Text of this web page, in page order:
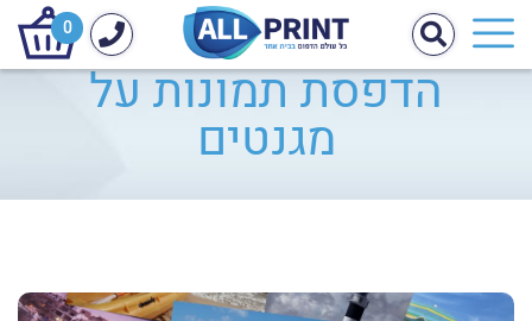
0
הדפסת תמונות על
מגנטים